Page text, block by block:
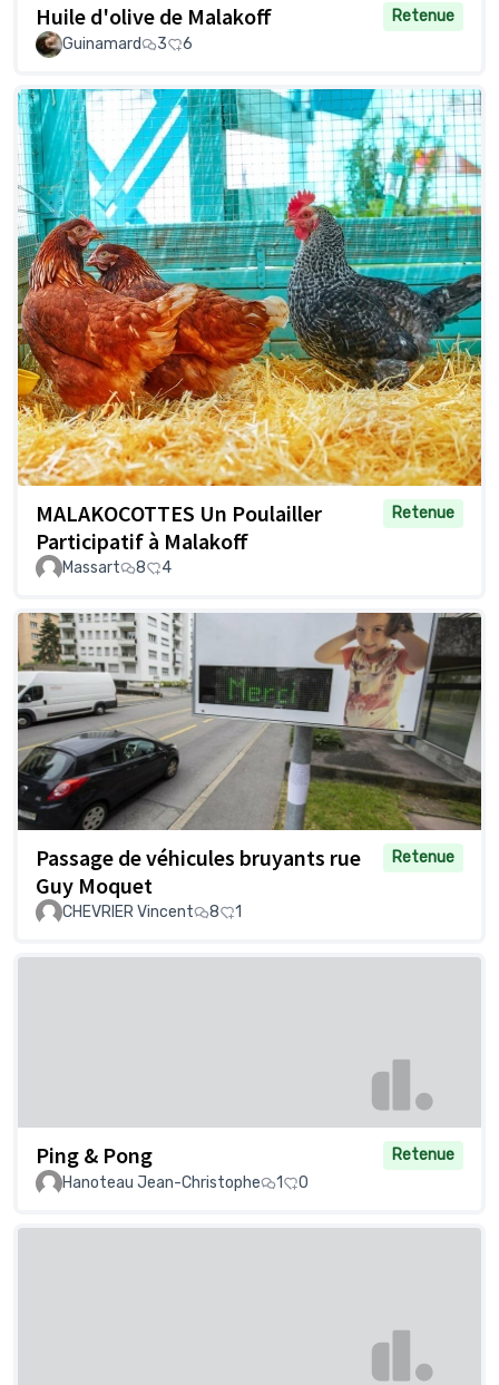
Huile d'olive de Malakoff
Retenue
Guinamard
3 6
MALAKOCOTTES Un Poulailler
Participatif à Malakoff
Retenue
Massart 8 4
Passage de véhicules bruyants rue
Guy Moquet
Retenue
CHEVRIER Vincent 8 1
Ping & Pong
Retenue
Hanoteau Jean-Christophe
1 0